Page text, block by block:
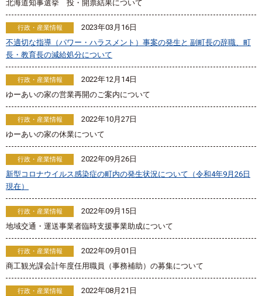
北海道知事選挙 投・開票結果について
行政・産業情報
2023年03月16日
不適切な指導（パワー・ハラスメント）事案の発生と 副町長の辞職、町
長・教育長の減給処分について
行政・産業情報
2022年12月14日
ゆーあいの家の営業再開のご案内について
行政・産業情報
2022年10月27日
ゆーあいの家の休業について
行政・産業情報
2022年09月26日
新型コロナウイルス感染症の町内の発生状況について（令和4年9月26日
現在）
行政・産業情報
2022年09月15日
地域交通・運送事業者臨時支援事業助成について
行政・産業情報
2022年09月01日
商工観光課会計年度任用職員（事務補助）の募集について
行政・産業情報
2022年08月21日